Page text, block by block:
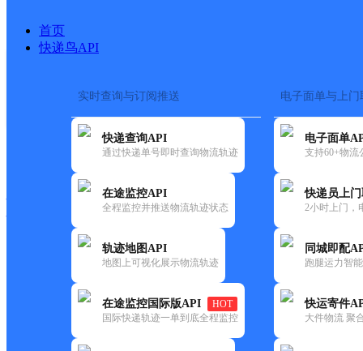
首页
快递鸟API
实时查询与订阅推送
快递查询API
通过快递单号即时查询物流轨迹
在途监控API
全程监控并推送物流轨迹状态
轨迹地图API
地图上可视化展示物流轨迹
在途监控国际版API
HOT
国际快递轨迹一单到底全程监控
电子面单与上门
电子面单
支持60+物流
快递员上
2小时上门，
同城即配
跑腿运力智
快运寄件
大件物流 聚
快运大全 快递时效
圆通
仓山区橘园洲
更新时间：2021-11-26 00:00:00